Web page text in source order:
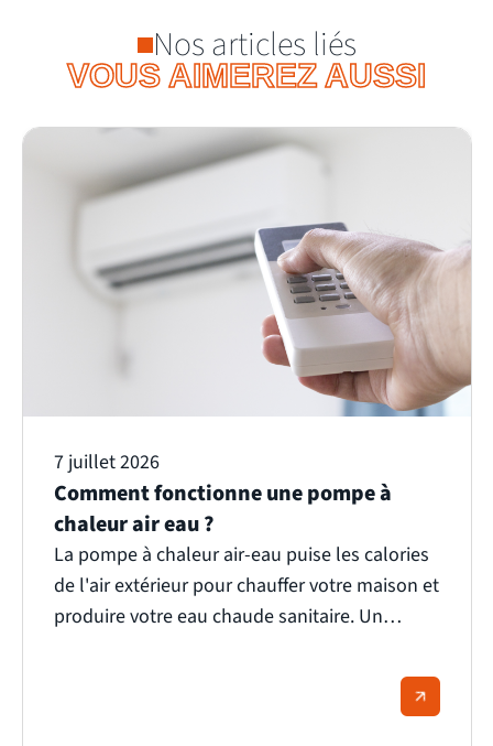
VOUS AIMEREZ AUSSI
Nos articles liés
7 juillet 2026
Comment fonctionne une pompe à
chaleur air eau ?
La pompe à chaleur air-eau puise les calories
de l'air extérieur pour chauffer votre maison et
produire votre eau chaude sanitaire. Un
expliquons comment elle fonctionne, ce qui la